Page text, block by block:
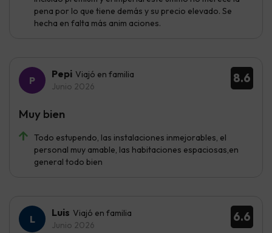
pena por lo que tiene demás y su precio elevado. Se
hecha en falta más anim aciones.
8.6
Pepi Viajó en familia
Junio 2026
Todo estupendo, las instalaciones inmejorables, el
personal muy amable, las habitaciones espaciosas,en
general todo bien
Muy bien
6.6
Luis Viajó en familia
Junio 2026